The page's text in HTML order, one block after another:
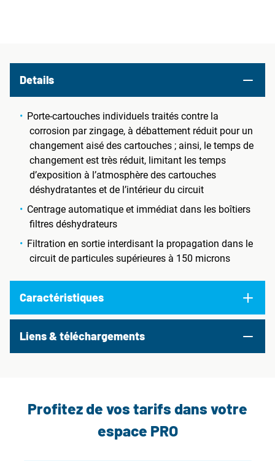
Details
Porte-cartouches individuels traités contre la
corrosion par zingage, à débattement réduit pour un
changement aisé des cartouches ; ainsi, le temps de
changement est très réduit, limitant les temps
d’exposition à l’atmosphère des cartouches
déshydratantes et de l’intérieur du circuit
Centrage automatique et immédiat dans les boîtiers
filtres déshydrateurs
Filtration en sortie interdisant la propagation dans le
circuit de particules supérieures à 150 microns
Caractéristiques
Liens & téléchargements
Profitez de vos tarifs dans votre
espace PRO